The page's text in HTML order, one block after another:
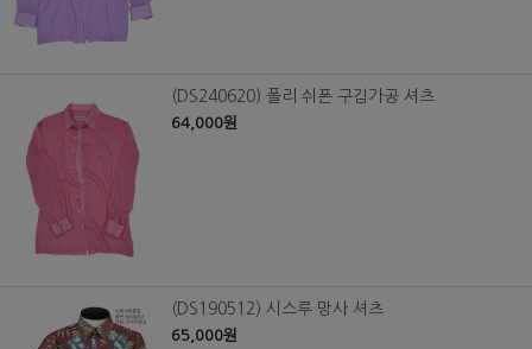
(DS240620) 폴리 쉬폰 구김가공 셔츠
64,000원
(DS190512) 시스루 망사 셔츠
65,000원